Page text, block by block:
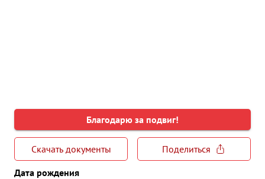
Благодарю за подвиг!
Скачать документы
Поделиться
Дата рождения